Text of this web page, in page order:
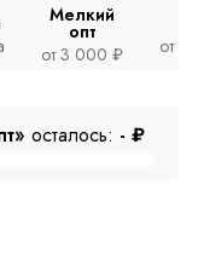
Мелкий
опт
от 3 000 ₽
от
осталось: - ₽